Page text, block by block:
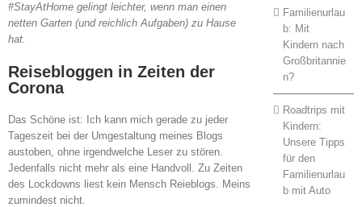
#StayAtHome gelingt leichter, wenn man einen
netten Garten (und reichlich Aufgaben) zu Hause
hat.
Reisebloggen in Zeiten der
Corona
Das Schöne ist: Ich kann mich gerade zu jeder
Tageszeit bei der Umgestaltung meines Blogs
austoben, ohne irgendwelche Leser zu stören.
Jedenfalls nicht mehr als eine Handvoll. Zu Zeiten
des Lockdowns liest kein Mensch Reieblogs. Meins
zumindest nicht.
Familienurlau
b: Mit
Kindern nach
Großbritannie
n?
Roadtrips mit
Kindern:
Unsere Tipps
für den
Familienurlau
b mit Auto